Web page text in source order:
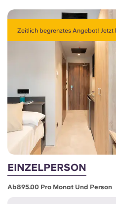
Zeitlich begrenztes Angebot! Jetzt
EINZELPERSON
Ab895.00 Pro Monat Und Person